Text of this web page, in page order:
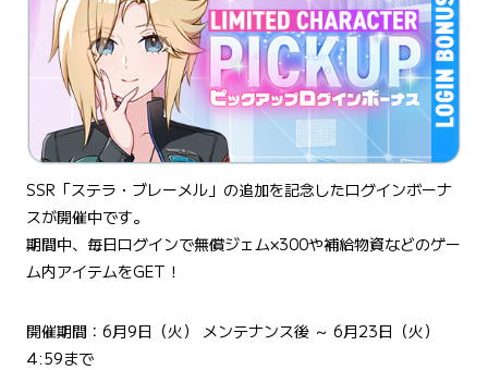
SSR「​​ステラ・ブレーメル」の追加を記念したログインボーナ
スが開催中です。
期間中、毎日ログインで無償ジェム×300や補給物資などのゲー
ム内アイテムをGET！
開催期間：6月9日（火） メンテナンス後 ～ 6月23日（火）
4:59まで